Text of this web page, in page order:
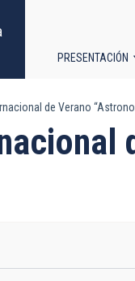
PRESENTACIÓN
de Verano